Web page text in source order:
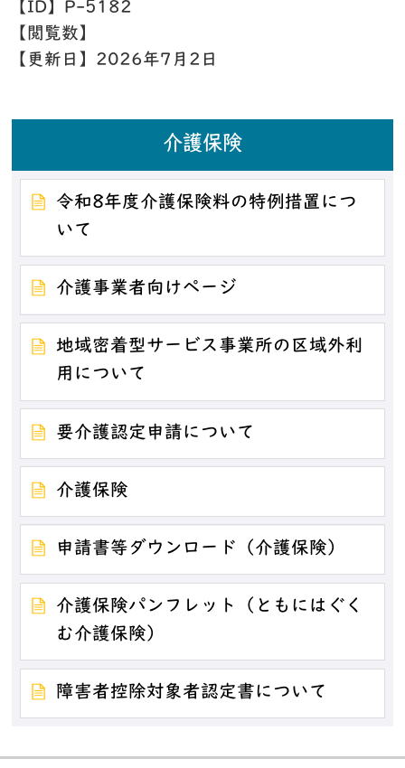
【ID】 P-5182
【閲覧数】
【更新日】 2026年7月2日
介護保険
令和8年度介護保険料の特例措置につ
いて
介護事業者向けページ
地域密着型サービス事業所の区域外利
用について
要介護認定申請について
介護保険
申請書等ダウンロード（介護保険）
介護保険パンフレット（ともにはぐく
む介護保険）
障害者控除対象者認定書について